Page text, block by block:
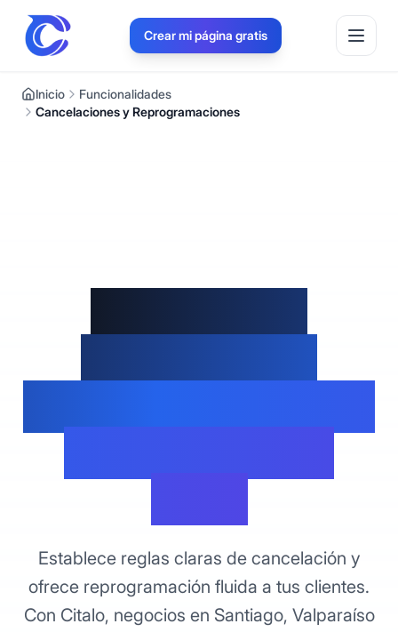
Crear mi página gratis
Inicio
Funcionalidades
Cancelaciones y Reprogramaciones
Establece reglas claras de cancelación y
ofrece reprogramación fluida a tus clientes.
Con Citalo, negocios en Santiago, Valparaíso